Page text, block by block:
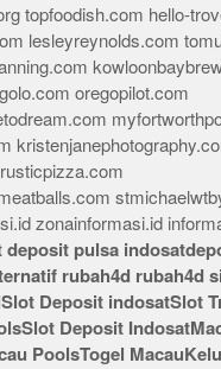
topfoodish.com hello-
lesleyreynolds.com
oregopilot.com
zonainformasi.id
deposit pulsa indosat
rubah4d rubah4d
Slot Deposit indosatSlot
Slot Deposit Indosat
PoolsTogel Macau